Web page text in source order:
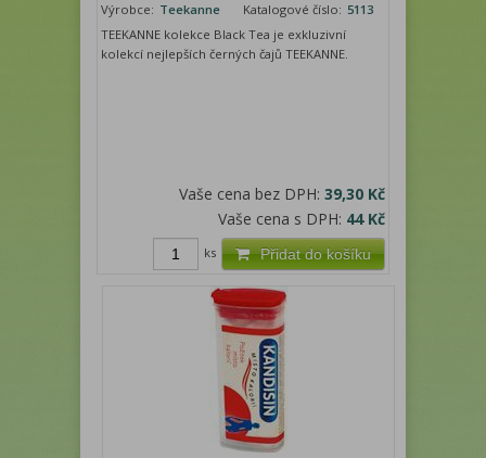
Výrobce: Teekanne Katalogové číslo: 5113
TEEKANNE kolekce Black Tea je exkluzivní
kolekcí nejlepších černých čajů TEEKANNE.
Vaše cena bez DPH: 39,30 Kč
Vaše cena s DPH: 44 Kč
Přidat do košíku
ks